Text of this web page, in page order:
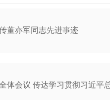
董亦军同志先进事迹
体会议 传达学习贯彻习近